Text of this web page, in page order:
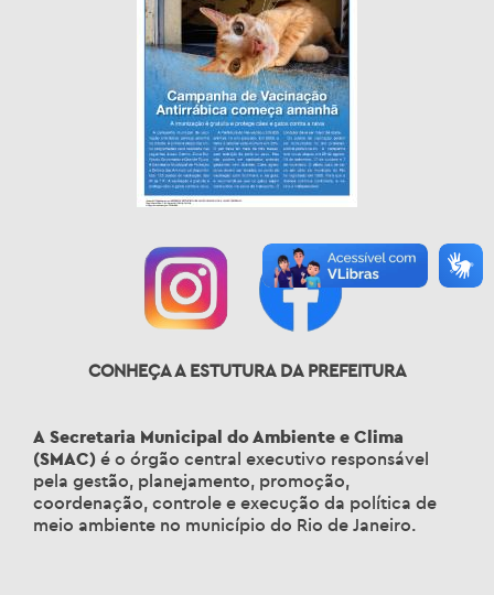
CONHEÇA A ESTUTURA DA PREFEITURA
A Secretaria Municipal do Ambiente e Clima
(SMAC) é o órgão central executivo responsável
pela gestão, planejamento, promoção,
coordenação, controle e execução da política de
meio ambiente no município do Rio de Janeiro.